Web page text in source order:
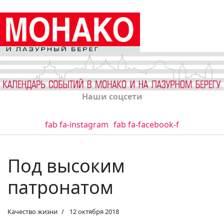
Наши соцсети
fab fa-instagram fab fa-facebook-f
Под высоким
патронатом
Качество жизни 12 октября 2018